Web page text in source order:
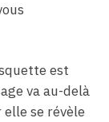
est
va au-delà
se révèle